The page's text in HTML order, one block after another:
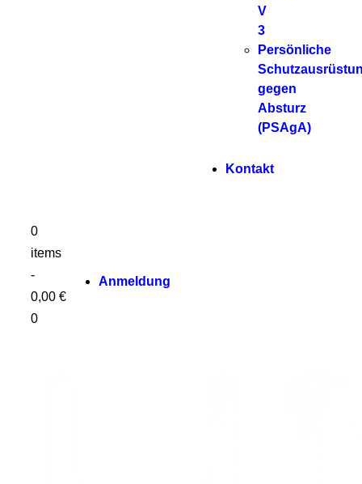
V
3
Persönliche
gegen
Absturz
(PSAgA)
Kontakt
0
items
-
0,00 €
0
Anmeldung